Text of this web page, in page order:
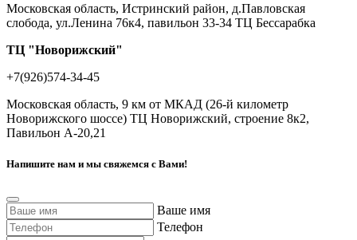
Московская область, Истринский район, д.Павловская
слобода, ул.Ленина 76к4, павильон 33-34 ТЦ Бессарабка
ТЦ "Новорижский"
+7(926)574-34-45
Московская область, 9 км от МКАД (26-й километр
Новорижского шоссе) ТЦ Новорижский, строение 8к2,
Павильон А-20,21
Напишите нам и мы свяжемся с Вами!
Ваше имя
Телефон